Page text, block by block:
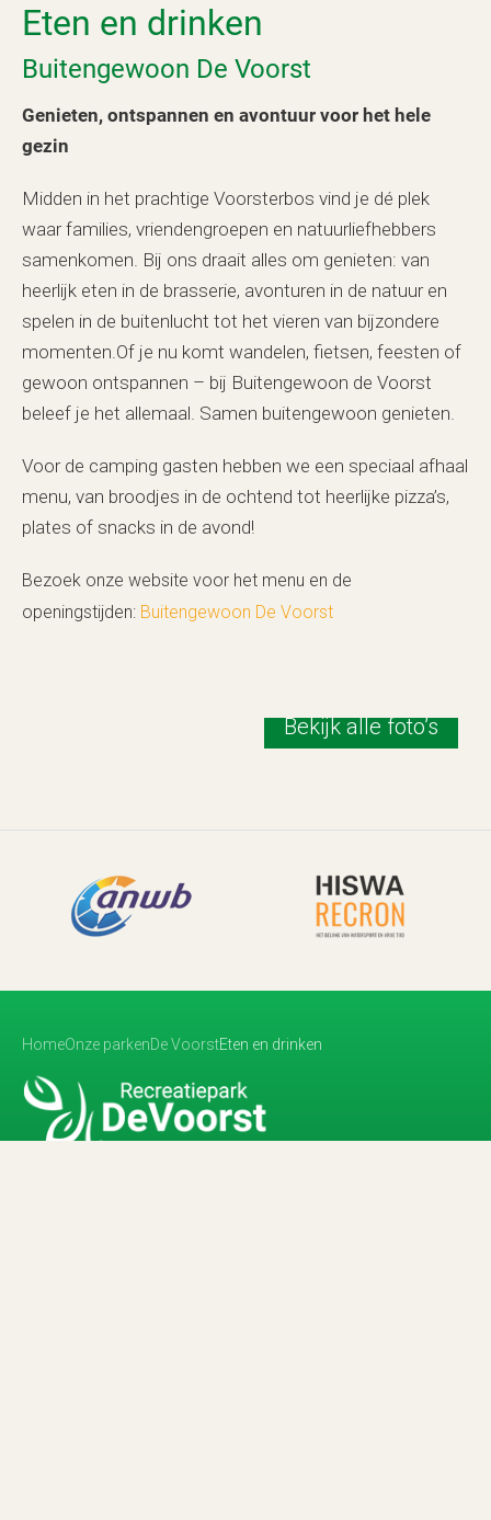
Eten en drinken
Buitengewoon De Voorst
Genieten, ontspannen en avontuur voor het hele
gezin
Midden in het prachtige Voorsterbos vind je dé plek
waar families, vriendengroepen en natuurliefhebbers
samenkomen. Bij ons draait alles om genieten: van
heerlijk eten in de brasserie, avonturen in de natuur en
spelen in de buitenlucht tot het vieren van bijzondere
momenten.Of je nu komt wandelen, fietsen, feesten of
gewoon ontspannen – bij Buitengewoon de Voorst
beleef je het allemaal. Samen buitengewoon genieten.
Voor de camping gasten hebben we een speciaal afhaal
menu, van broodjes in de ochtend tot heerlijke pizza’s,
plates of snacks in de avond!
Bezoek onze website voor het menu en de
openingstijden: Buitengewoon De Voorst
Bekijk alle foto’s
HomeOnze parkenDe VoorstEten en drinken